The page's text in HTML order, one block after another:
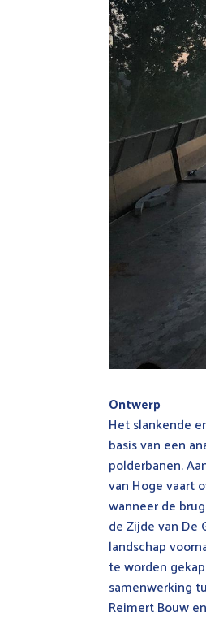
Ontwerp
Het slankende
basis van een
polderbanen.
van Hoge vaart
wanneer de
de Zijde van De
landschap
te worden
samenwerking
Reimert Bouw